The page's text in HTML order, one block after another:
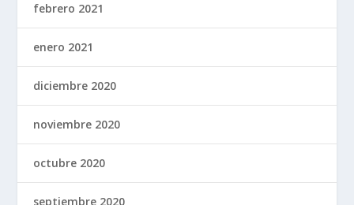
febrero 2021
enero 2021
diciembre 2020
noviembre 2020
octubre 2020
septiembre 2020